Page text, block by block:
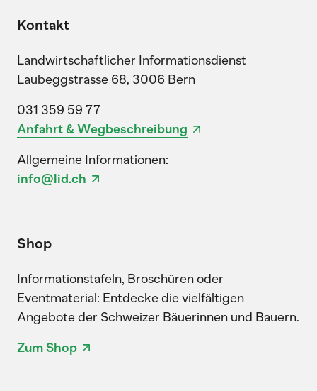
Kontakt
Landwirtschaftlicher Informationsdienst
Laubeggstrasse 68, 3006 Bern
031 359 59 77
Anfahrt & Wegbeschreibung
Allgemeine Informationen:
info@lid.ch
Shop
Informationstafeln, Broschüren oder
Eventmaterial: Entdecke die vielfältigen
Angebote der Schweizer Bäuerinnen und Bauern.
Zum Shop